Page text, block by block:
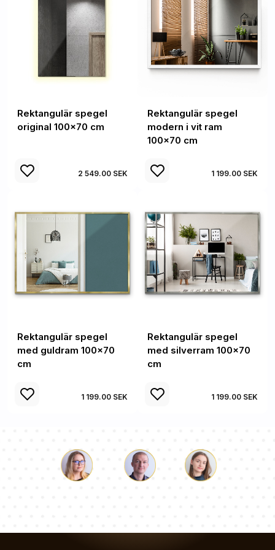
Rektangulär spegel
original 100x70 cm
2 549.00 SEK
Rektangulär spegel
modern i vit ram
100x70 cm
1 199.00 SEK
Rektangulär spegel
med guldram 100x70
cm
1 199.00 SEK
Rektangulär spegel
med silverram 100x70
cm
1 199.00 SEK